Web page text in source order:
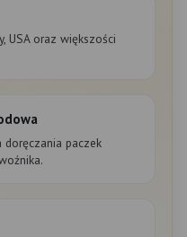
USA oraz większości
doręczania paczek